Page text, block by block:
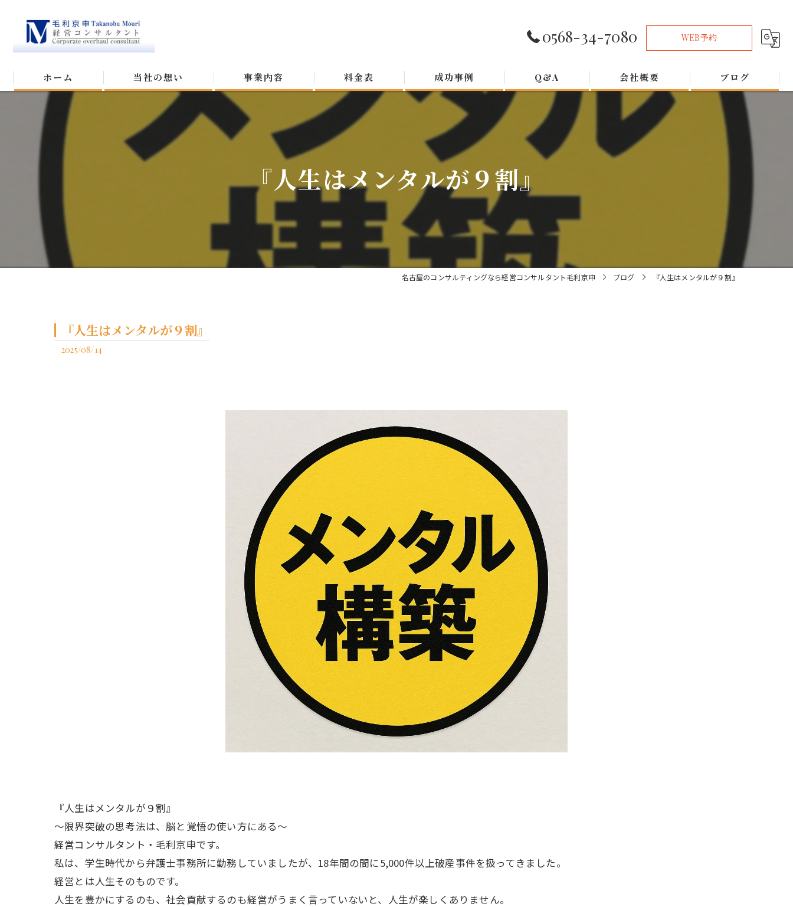
0568-34-7080 WEB予約
ホーム 当社の想い 事業内容 料金表 成功事例 Q&A 会社概要 ブログ
『人生はメンタルが９割』
名古屋のコンサルティングなら経営コンサルタント毛利京申 ブログ 『人生はメンタルが９割』
『人生はメンタルが９割』
2025/08/14
『人生はメンタルが９割』
～限界突破の思考法は、脳と覚悟の使い方にある～
経営コンサルタント・毛利京申です。
私は、学生時代から弁護士事務所に勤務していましたが、18年間の間に5,000件以上破産事件を扱ってきました。
経営とは人生そのものです。
人生を豊かにするのも、社会貢献するのも経営がうまく言っていないと、人生が楽しくありません。